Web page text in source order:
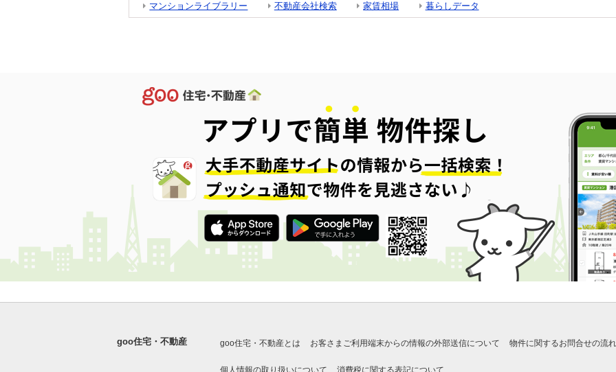
マンションライブラリー
不動産会社検索 家賃相場 暮らしデータ
goo住宅・不動産 goo住宅・不動産とは お客さまご利用端末からの情報の外部送信について 物件に関するお問合せの流れ
個人情報の取り扱いについて 消費税に関する表記について